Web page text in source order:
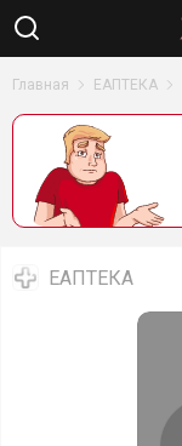
Главная ЕАПТЕКА
ЕАПТЕКА